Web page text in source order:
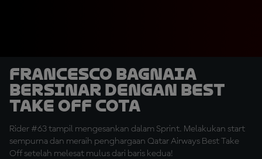
Francesco Bagnaia
Bersinar dengan Best
Take Off COTA
Rider #63 tampil mengesankan dalam Sprint. Melakukan start
sempurna dan meraih penghargaan Qatar Airways Best Take
Off setelah melesat mulus dari baris kedua!